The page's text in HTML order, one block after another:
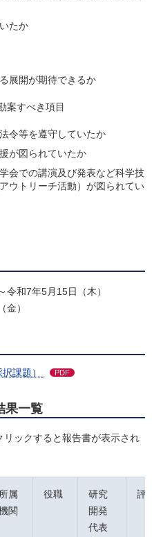
たか
展開が期待できるか
案すべき項目
令等を遵守していたか
が図られていたか
会での講演及び発表など科学技
ウトリーチ活動）が図られてい
和7年5月15日（木）
金）
課題） PDF
果一覧
リックすると報告書が表示され
所属
関
役職
研究
開発
代表
評